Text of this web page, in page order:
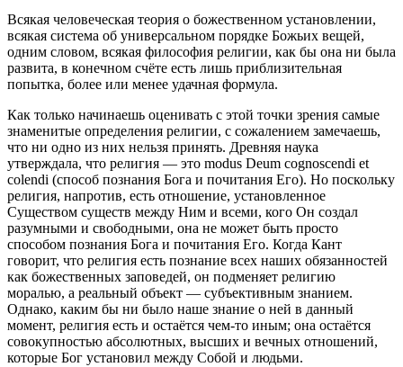
Всякая человеческая теория о божественном установлении,
всякая система об универсальном порядке Божьих вещей,
одним словом, всякая философия религии, как бы она ни была
развита, в конечном счёте есть лишь приблизительная
попытка, более или менее удачная формула.
Как только начинаешь оценивать с этой точки зрения самые
знаменитые определения религии, с сожалением замечаешь,
что ни одно из них нельзя принять. Древняя наука
утверждала, что религия — это modus Deum cognoscendi et
colendi (способ познания Бога и почитания Его). Но поскольку
религия, напротив, есть отношение, установленное
Существом существ между Ним и всеми, кого Он создал
разумными и свободными, она не может быть просто
способом познания Бога и почитания Его. Когда Кант
говорит, что религия есть познание всех наших обязанностей
как божественных заповедей, он подменяет религию
моралью, а реальный объект — субъективным знанием.
Однако, каким бы ни было наше знание о ней в данный
момент, религия есть и остаётся чем-то иным; она остаётся
совокупностью абсолютных, высших и вечных отношений,
которые Бог установил между Собой и людьми.